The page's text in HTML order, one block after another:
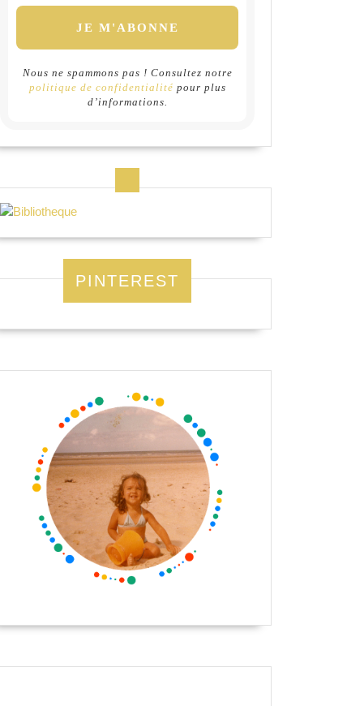
Nous ne spammons pas ! Consultez notre
politique de confidentialité pour plus
d’informations.
PINTEREST